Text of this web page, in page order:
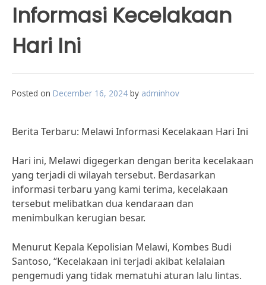
Informasi Kecelakaan
Hari Ini
Posted on December 16, 2024 by adminhov
Berita Terbaru: Melawi Informasi Kecelakaan Hari Ini
Hari ini, Melawi digegerkan dengan berita kecelakaan
yang terjadi di wilayah tersebut. Berdasarkan
informasi terbaru yang kami terima, kecelakaan
tersebut melibatkan dua kendaraan dan
menimbulkan kerugian besar.
Menurut Kepala Kepolisian Melawi, Kombes Budi
Santoso, “Kecelakaan ini terjadi akibat kelalaian
pengemudi yang tidak mematuhi aturan lalu lintas.